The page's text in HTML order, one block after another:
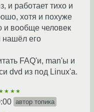
и работает тихо и
хотя и похуже
и вообще человек
нашёл его
FAQ'и, man'ы и
dvd из под Linux'а.
автор топика